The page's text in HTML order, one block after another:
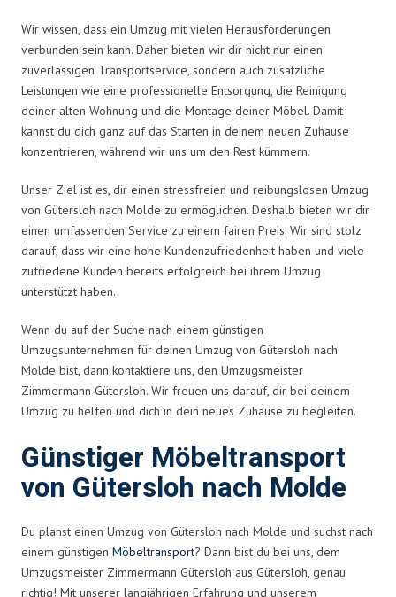
Wir wissen, dass ein Umzug mit vielen Herausforderungen
verbunden sein kann. Daher bieten wir dir nicht nur einen
zuverlässigen Transportservice, sondern auch zusätzliche
Leistungen wie eine professionelle Entsorgung, die Reinigung
deiner alten Wohnung und die Montage deiner Möbel. Damit
kannst du dich ganz auf das Starten in deinem neuen Zuhause
konzentrieren, während wir uns um den Rest kümmern.
Unser Ziel ist es, dir einen stressfreien und reibungslosen Umzug
von Gütersloh nach Molde zu ermöglichen. Deshalb bieten wir dir
einen umfassenden Service zu einem fairen Preis. Wir sind stolz
darauf, dass wir eine hohe Kundenzufriedenheit haben und viele
zufriedene Kunden bereits erfolgreich bei ihrem Umzug
unterstützt haben.
Wenn du auf der Suche nach einem günstigen
Umzugsunternehmen für deinen Umzug von Gütersloh nach
Molde bist, dann kontaktiere uns, den Umzugsmeister
Zimmermann Gütersloh. Wir freuen uns darauf, dir bei deinem
Umzug zu helfen und dich in dein neues Zuhause zu begleiten.
Günstiger Möbeltransport
von Gütersloh nach Molde
Du planst einen Umzug von Gütersloh nach Molde und suchst nach
einem günstigen Möbeltransport? Dann bist du bei uns, dem
Umzugsmeister Zimmermann Gütersloh aus Gütersloh, genau
richtig! Mit unserer langjährigen Erfahrung und unserem